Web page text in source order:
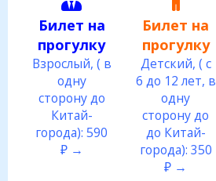
Билет на
прогулку
Взрослый, ( в
одну
сторону до
Китай-
города): 590
₽ →
Билет на
прогулку
Детский, ( с
6 до 12 лет, в
одну
сторону до
до Китай-
города): 350
₽ →